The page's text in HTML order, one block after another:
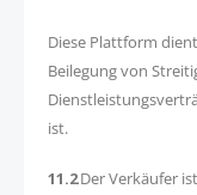
Diese Plattform
Beilegung von
ist.
11.2Der Verkäufer